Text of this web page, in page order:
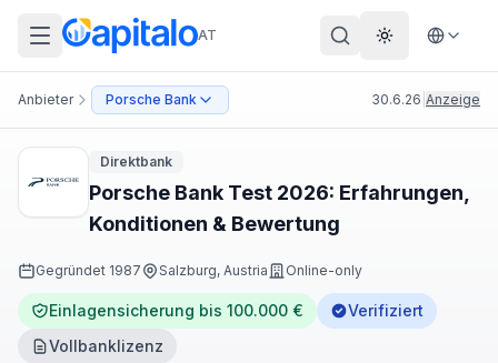
AT Theme
Anbieter Porsche Bank 30.6.26 Anzeige
Direktbank
Porsche Bank Test 2026: Erfahrungen,
Konditionen & Bewertung
Gegründet 1987 Salzburg, Austria Online-only
Einlagensicherung bis 100.000 €
Verifiziert
Vollbanklizenz